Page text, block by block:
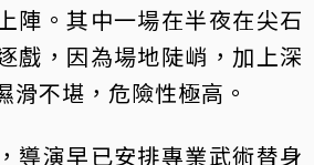
陣。其中一場在半夜在尖石
戲，因為場地陡峭，加上深
滑不堪，危險性極高。
導演早已安排專業武術替身